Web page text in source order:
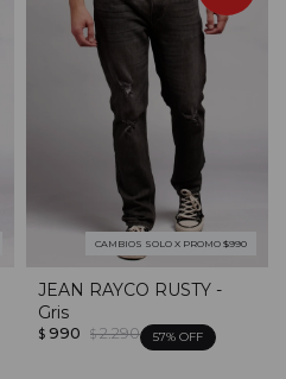
CAMBIOS SOLO X PROMO $990
JEAN RAYCO RUSTY -
Gris
$ 990 $ 2.290 57